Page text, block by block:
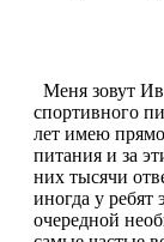
Здоровье и
НАЗАД
Sportinia
Trace Minerals
Меня зовут
спортивного
лет имею
питания и за
них тысячи
иногда у ребят
очередной